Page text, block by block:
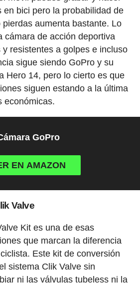
en bici pero la probabilidad de
aumenta bastante. Lo
cámara de acción deportiva
resistentes a golpes e incluso
sigue siendo GoPro y su
Hero 14, pero lo cierto es que
siguen estando a la última
económicas.
GoPro
EN AMAZON
Valve
Kit es una de esas
que marcan la diferencia
Este kit de conversión
sistema Clik Valve sin
ni las válvulas tubeless ni la